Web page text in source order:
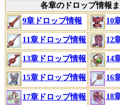
各章のドロップ情報
9章ドロップ情報
10
11章ドロップ情報 12
13章ドロップ情報 14
15章ドロップ情報 16
17章ドロップ情報 18